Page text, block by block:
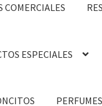
COMERCIALES
ESPECIALES